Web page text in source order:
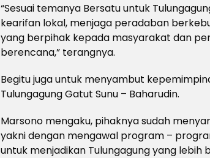
“Sesuai temanya Bersatu untuk
kearifan lokal, menjaga peradaban
yang berpihak kepada masyarakat dan
berencana,” terangnya.
Begitu juga untuk menyambut
Tulungagung Gatut Sunu – Baharudin.
Marsono mengaku, pihaknya sudah
yakni dengan mengawal program –
untuk menjadikan Tulungagung yang lebih